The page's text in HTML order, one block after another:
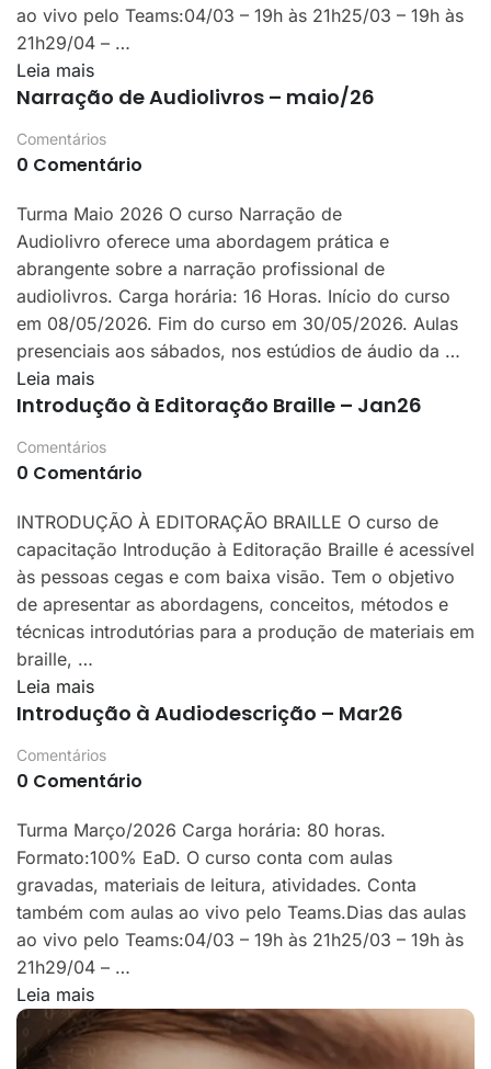
ao vivo pelo Teams:04/03 – 19h às 21h25/03 – 19h às
21h29/04 – …
Leia mais
Narração de Audiolivros – maio/26
Comentários
0 Comentário
Turma Maio 2026 O curso Narração de
Audiolivro oferece uma abordagem prática e
abrangente sobre a narração profissional de
audiolivros. Carga horária: 16 Horas. Início do curso
em 08/05/2026. Fim do curso em 30/05/2026. Aulas
presenciais aos sábados, nos estúdios de áudio da …
Leia mais
Introdução à Editoração Braille – Jan26
Comentários
0 Comentário
INTRODUÇÃO À EDITORAÇÃO BRAILLE O curso de
capacitação Introdução à Editoração Braille é acessível
às pessoas cegas e com baixa visão. Tem o objetivo
de apresentar as abordagens, conceitos, métodos e
técnicas introdutórias para a produção de materiais em
braille, …
Leia mais
Introdução à Audiodescrição – Mar26
Comentários
0 Comentário
Turma Março/2026 Carga horária: 80 horas.
Formato:100% EaD. O curso conta com aulas
gravadas, materiais de leitura, atividades. Conta
também com aulas ao vivo pelo Teams.Dias das aulas
ao vivo pelo Teams:04/03 – 19h às 21h25/03 – 19h às
21h29/04 – …
Leia mais